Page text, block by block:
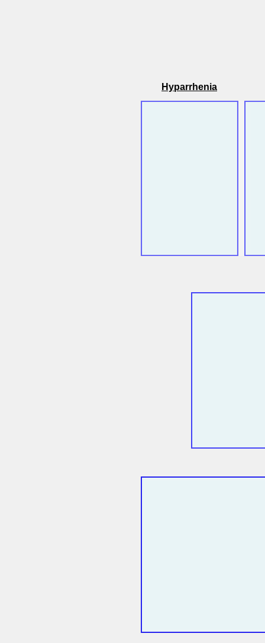
Hyparrhenia